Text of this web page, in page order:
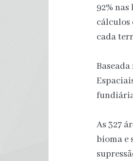
92%
cálculos
cada
As 327
bioma e